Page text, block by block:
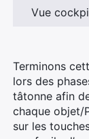
Vue
Terminons
lors des
tâtonne afin
chaque objet/
sur les